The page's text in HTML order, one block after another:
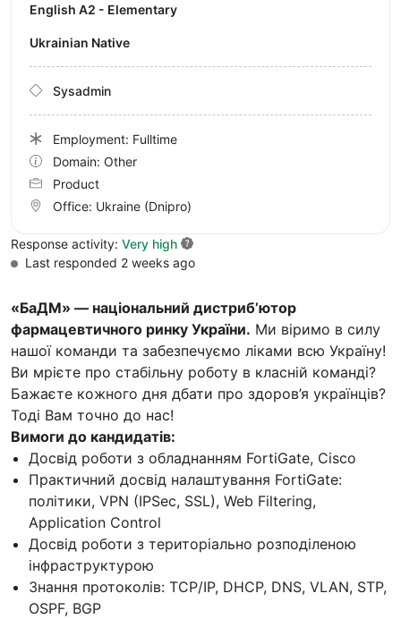
«БаДМ» — національний дистриб’ютор
фармацевтичного ринку України. Ми віримо в силу
нашої команди та забезпечуємо ліками всю Україну!
Ви мрієте про стабільну роботу в класній команді?
Бажаєте кожного дня дбати про здоров’я українців?
Тоді Вам точно до нас!
Вимоги до кандидатів:
Досвід роботи з обладнанням FortiGate, Cisco
Практичний досвід налаштування FortiGate:
політики, VPN (IPSec, SSL), Web Filtering,
Application Control
Досвід роботи з територіально розподіленою
інфраструктурою
Знання протоколів: TCP/IP, DHCP, DNS, VLAN, STP,
OSPF, BGP
English A2 - Elementary
Ukrainian Native
Sysadmin
Employment: Fulltime
Domain: Other
Product
Office: Ukraine (Dnipro)
Response activity: Very high
Last responded 2 weeks ago